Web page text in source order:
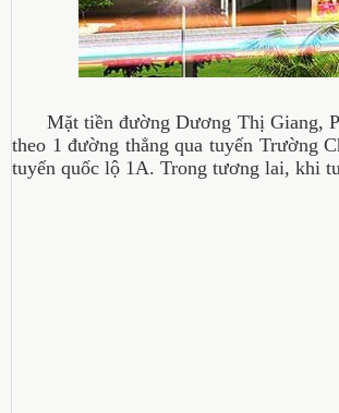
Mặt tiền đường Dương Thị Giang,
theo 1 đường thẳng qua tuyến Trường
tuyến quốc lộ 1A. Trong tương lai, khi